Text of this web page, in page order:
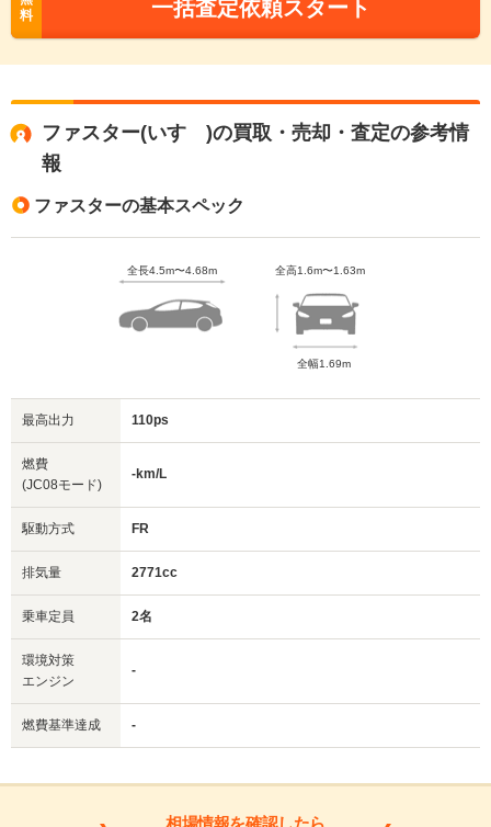
料
一括査定依頼スタート
ファスター(いすゞ)の買取・売却・査定の参考情
報
ファスターの基本スペック
全長4.5m〜4.68m 全高1.6m〜1.63m
全幅1.69m
最高出力 110ps
燃費
(JC08モード)
-km/L
駆動方式 FR
排気量 2771cc
乗車定員 2名
環境対策
エンジン
-
燃費基準達成 -